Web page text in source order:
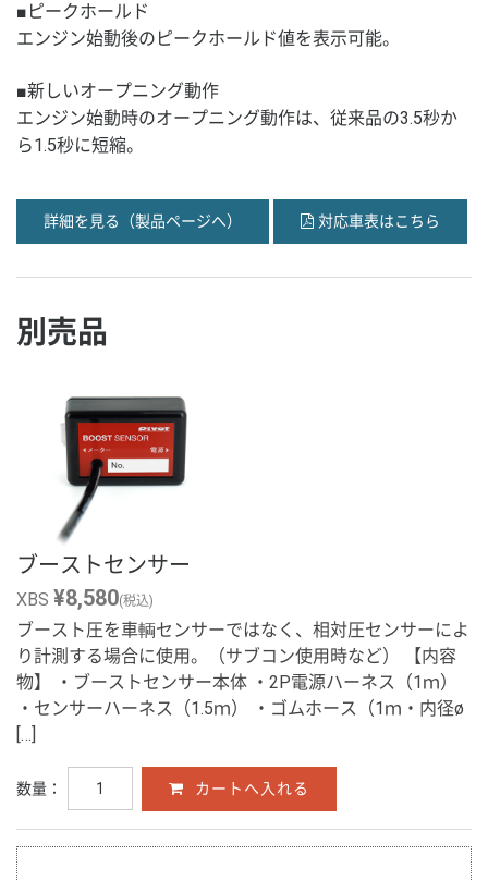
■ピークホールド
エンジン始動後のピークホールド値を表示可能。
■新しいオープニング動作
エンジン始動時のオープニング動作は、従来品の3.5秒か
ら1.5秒に短縮。
詳細を見る（製品ページへ） 対応車表はこちら
別売品
ブーストセンサー
XBS ¥8,580(税込)
ブースト圧を車輌センサーではなく、相対圧センサーによ
り計測する場合に使用。（サブコン使用時など） 【内容
物】 ・ブーストセンサー本体 ・2P電源ハーネス（1ｍ）
・センサーハーネス（1.5ｍ） ・ゴムホース（1ｍ・内径ø
[…]
数量：